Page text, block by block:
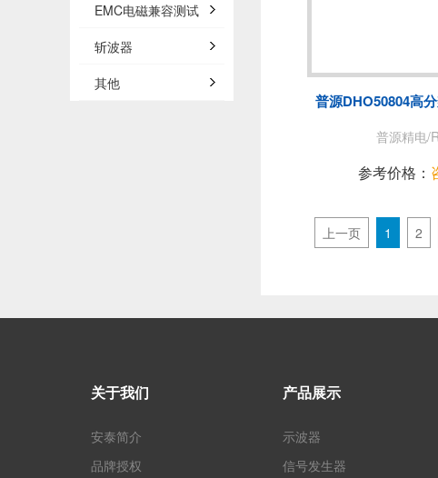
EMC电磁兼容测试
斩波器
其他
普源DHO50804高
普源精电/
参考价格：
上一页 1 2
关于我们
安泰简介
品牌授权
产品展示
示波器
信号发生器